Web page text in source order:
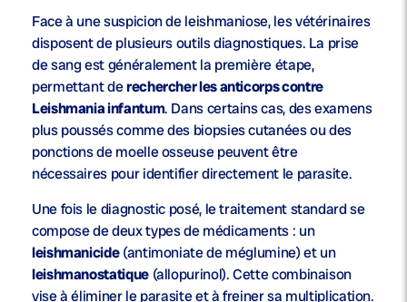
Face à une suspicion de leishmaniose, les vétérinaires
disposent de plusieurs outils diagnostiques. La prise
de sang est généralement la première étape,
permettant derechercher les anticorps contre
Leishmania infantum. Dans certains cas, des examens
plus poussés comme des biopsies cutanées ou des
ponctions de moelle osseuse peuvent être
nécessaires pour identifier directement le parasite.
Une fois le diagnostic posé, le traitement standard se
compose de deux types de médicaments : un
leishmanicide(antimoniate de méglumine) et un
leishmanostatique(allopurinol). Cette combinaison
vise à éliminer le parasite et à freiner sa multiplication.